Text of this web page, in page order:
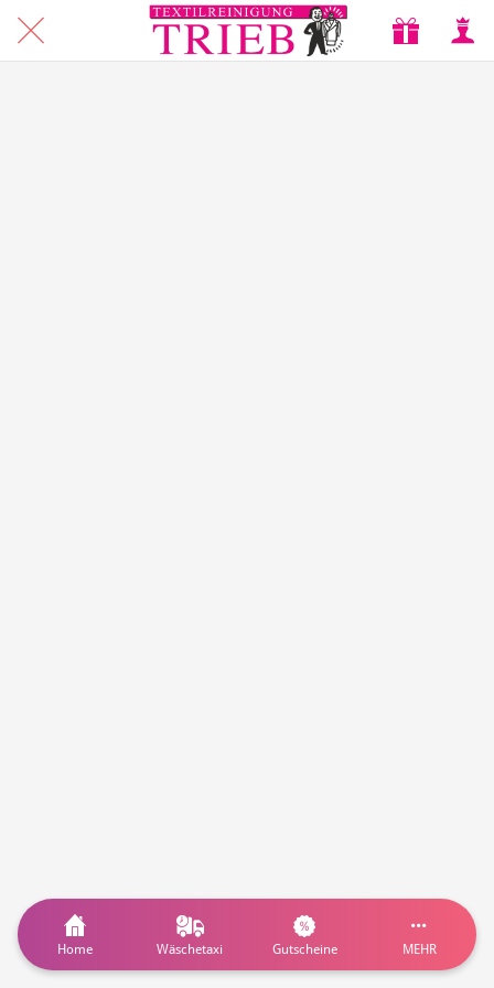
Home Wäschetaxi Gutscheine MEHR